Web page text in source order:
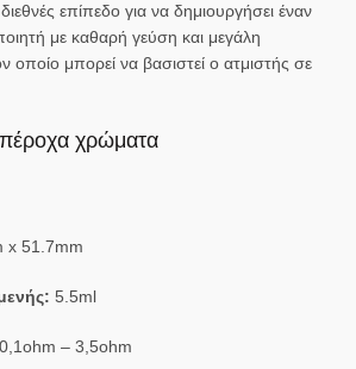
επίπεδο για να δημιουργήσει έναν
με καθαρή γεύση και μεγάλη
μπορεί να βασιστεί ο ατμιστής σε
χρώματα
x 51.7mm
5.5ml
0,1ohm – 3,5ohm